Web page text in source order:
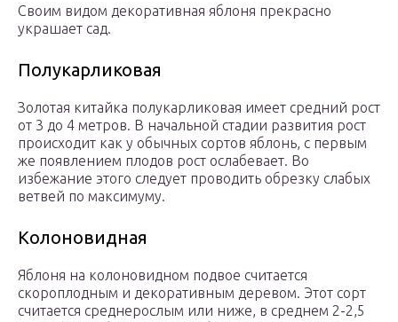
Своим видом декоративная яблоня прекрасно
украшает сад.
Полукарликовая
Золотая китайка полукарликовая имеет средний рост
от 3 до 4 метров. В начальной стадии развития рост
происходит как у обычных сортов яблонь, с первым
же появлением плодов рост ослабевает. Во
избежание этого следует проводить обрезку слабых
ветвей по максимуму.
Колоновидная
Яблоня на колоновидном подвое считается
скороплодным и декоративным деревом. Этот сорт
считается среднерослым или ниже, в среднем 2-2,5